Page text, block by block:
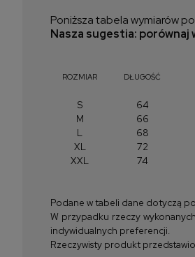
Poniższa tabela wymiarów
Nasza sugestia: porównaj
ROZMIAR DŁUGOŚĆ
S 64
M
66
L
68
XL
72
XXL
74
Podane w tabeli dane dotyczą
W przypadku rzeczy
indywidualnych preferencji.
Rzeczywisty produkt